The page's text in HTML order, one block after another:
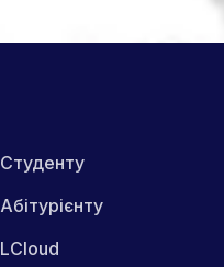
Студенту
Абітурієнту
LCloud